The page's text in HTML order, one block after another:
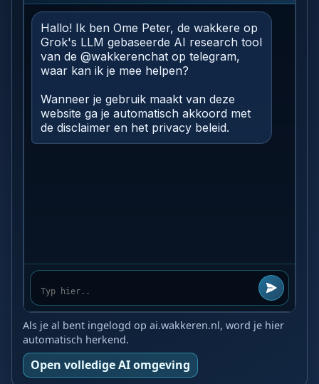
Als je al bent ingelogd op ai.wakkeren.nl, word je hier
automatisch herkend.
Open volledige AI omgeving